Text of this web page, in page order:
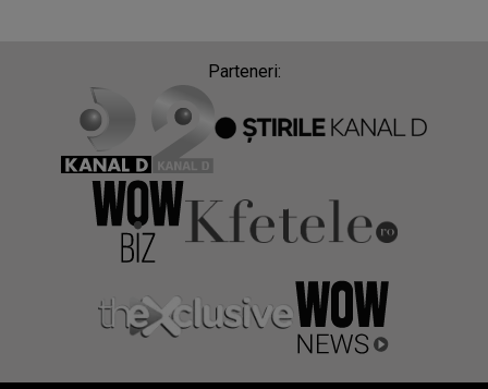
Parteneri: